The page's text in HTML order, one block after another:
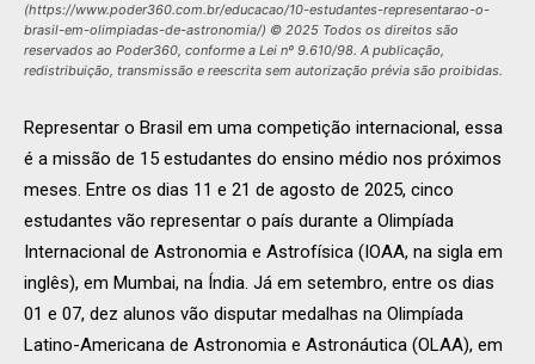
(https://www.poder360.com.br/educacao/10-estudantes-representarao-o-
brasil-em-olimpiadas-de-astronomia/) © 2025 Todos os direitos são
reservados ao Poder360, conforme a Lei nº 9.610/98. A publicação,
redistribuição, transmissão e reescrita sem autorização prévia são proibidas.
Representar o Brasil em uma competição internacional, essa
é a missão de 15 estudantes do ensino médio nos próximos
meses. Entre os dias 11 e 21 de agosto de 2025, cinco
estudantes vão representar o país durante a Olimpíada
Internacional de Astronomia e Astrofísica (IOAA, na sigla em
inglês), em Mumbai, na Índia. Já em setembro, entre os dias
01 e 07, dez alunos vão disputar medalhas na Olimpíada
Latino-Americana de Astronomia e Astronáutica (OLAA), em